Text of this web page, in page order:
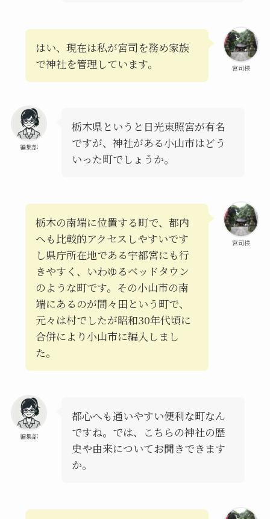
宮司様
はい、現在は私が宮司を務め家族
で神社を管理しています。
編集部
栃木県というと日光東照宮が有名
ですが、神社がある小山市はどう
いった町でしょうか。
宮司様
栃木の南端に位置する町で、都内
へも比較的アクセスしやすいです
し県庁所在地である宇都宮にも行
きやすく、いわゆるベッドタウン
のような町です。その小山市の南
端にあるのが間々田という町で、
元々は村でしたが昭和30年代頃に
合併により小山市に編入しまし
た。
編集部
都心へも通いやすい便利な町なん
ですね。では、こちらの神社の歴
史や由来についてお聞きできます
か。